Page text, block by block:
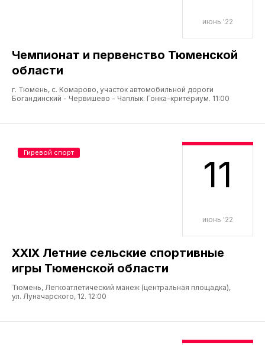
июнь '22
Чемпионат и первенство Тюменской
области
г. Тюмень, с. Комарово, участок автомобильной дороги
Богандинский - Червишево - Чаплык. Гонка-критериум. 11:00
11
июнь '22
XXIX Летние сельские спортивные
игры Тюменской области
Тюмень, Легкоатлетический манеж (центральная площадка),
ул. Луначарского, 12. 12:00
Гиревой спорт